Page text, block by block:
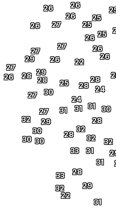
26
26
30
26
30
28
25
26
29
27
22
31
32
28
27
31
28
27
24
29
22
24
29
29
31
33
26
26
26
25
32
25
28
31
27
28
30
28
27
31
32
33
30
25
26
31
30
32
32
26
28
27